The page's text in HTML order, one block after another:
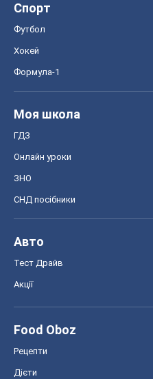
Спорт
Футбол
Хокей
Формула-1
Моя школа
ГДЗ
Онлайн уроки
ЗНО
СНД посібники
Авто
Тест Драйв
Акції
Food Oboz
Рецепти
Дієти